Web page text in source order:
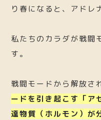
り春になると、アドレ
私たちのカラダが戦闘
す。
戦闘モードから解放さ
ードを引き起こす「ア
達物質（ホルモン）が